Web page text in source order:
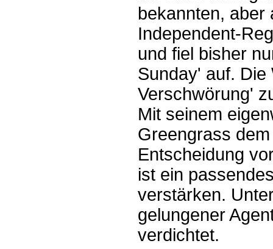
bekannten, aber
Independent-
und fiel bisher
Sunday' auf.
Verschwörung'
Mit seinem
Greengrass
Entscheidung
ist ein
verstärken.
gelungener
verdichtet.